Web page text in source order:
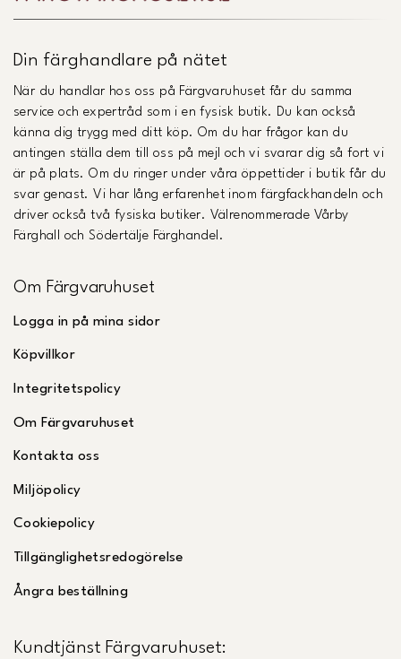
Din färghandlare på nätet
När du handlar hos oss på Färgvaruhuset får du samma
service och expertråd som i en fysisk butik. Du kan också
känna dig trygg med ditt köp. Om du har frågor kan du
antingen ställa dem till oss på mejl och vi svarar dig så fort vi
är på plats. Om du ringer under våra öppettider i butik får du
svar genast. Vi har lång erfarenhet inom färgfackhandeln och
driver också två fysiska butiker. Välrenommerade Vårby
Färghall och Södertälje Färghandel.
Om Färgvaruhuset
Logga in på mina sidor
Köpvillkor
Integritetspolicy
Om Färgvaruhuset
Kontakta oss
Miljöpolicy
Cookiepolicy
Tillgänglighetsredogörelse
Ångra beställning
Kundtjänst Färgvaruhuset: